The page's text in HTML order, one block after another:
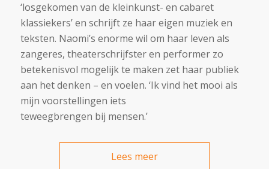
‘losgekomen van de kleinkunst- en cabaret
klassiekers’ en schrijft ze haar eigen muziek en
teksten. Naomi’s enorme wil om haar leven als
zangeres, theaterschrijfster en performer zo
betekenisvol mogelijk te maken zet haar publiek
aan het denken – en voelen. ‘Ik vind het mooi als
mijn voorstellingen iets
teweegbrengen bij mensen.’
Lees meer